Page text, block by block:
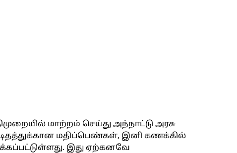
மாற்றம் செய்து அந்நாட்டு அரசு
மதிப்பெண்கள், இனி கணக்கில்
இது ஏற்கனவே